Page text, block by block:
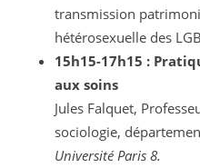
transmission
hétérosexuelle des
15h15-17h15 :
aux soins
Jules Falquet,
sociologie,
Université Paris 8.